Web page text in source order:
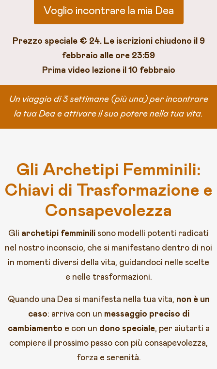
Voglio incontrare la mia Dea
Prezzo speciale € 24. Le iscrizioni chiudono il 9
febbraio alle ore 23:59
Prima video lezione il 10 febbraio
Un viaggio di 3 settimane (più una) per incontrare
la tua Dea e attivare il suo potere nella tua vita.
Gli Archetipi Femminili:
Chiavi di Trasformazione e
Consapevolezza
Gli archetipi femminili sono modelli potenti radicati
nel nostro inconscio, che si manifestano dentro di noi
in momenti diversi della vita, guidandoci nelle scelte
e nelle trasformazioni.
Quando una Dea si manifesta nella tua vita, non è un
caso: arriva con un messaggio preciso di
cambiamento e con un dono speciale, per aiutarti a
compiere il prossimo passo con più consapevolezza,
forza e serenità.